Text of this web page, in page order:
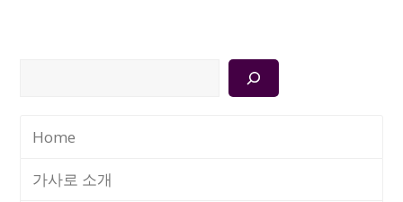
Home
가사로 소개